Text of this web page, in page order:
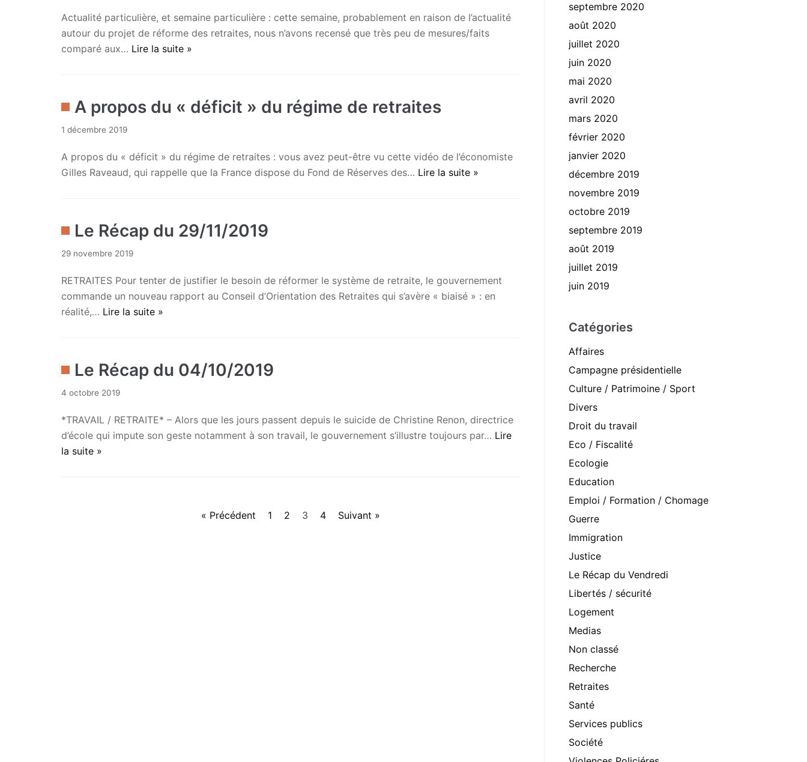
Actualité particulière, et semaine particulière : cette semaine, probablement en raison de l’actualité
autour du projet de réforme des retraites, nous n’avons recensé que très peu de mesures/faits
comparé aux… Lire la suite »
A propos du « déficit » du régime de retraites
1 décembre 2019
A propos du « déficit » du régime de retraites : vous avez peut-être vu cette vidéo de l’économiste
Gilles Raveaud, qui rappelle que la France dispose du Fond de Réserves des… Lire la suite »
Le Récap du 29/11/2019
29 novembre 2019
RETRAITES Pour tenter de justifier le besoin de réformer le système de retraite, le gouvernement
commande un nouveau rapport au Conseil d’Orientation des Retraites qui s’avère « biaisé » : en
réalité,… Lire la suite »
Le Récap du 04/10/2019
4 octobre 2019
*TRAVAIL / RETRAITE* – Alors que les jours passent depuis le suicide de Christine Renon, directrice
d’école qui impute son geste notamment à son travail, le gouvernement s’illustre toujours par… Lire
la suite »
« Précédent 1 2 3 4 Suivant »
septembre 2020
août 2020
juillet 2020
juin 2020
mai 2020
avril 2020
mars 2020
février 2020
janvier 2020
décembre 2019
novembre 2019
octobre 2019
septembre 2019
août 2019
juillet 2019
juin 2019
Catégories
Affaires
Campagne présidentielle
Culture / Patrimoine / Sport
Divers
Droit du travail
Eco / Fiscalité
Ecologie
Education
Emploi / Formation / Chomage
Guerre
Immigration
Justice
Le Récap du Vendredi
Libertés / sécurité
Logement
Medias
Non classé
Recherche
Retraites
Santé
Services publics
Société